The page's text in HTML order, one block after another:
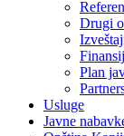
Drugi
Plan
Usluge
Javne